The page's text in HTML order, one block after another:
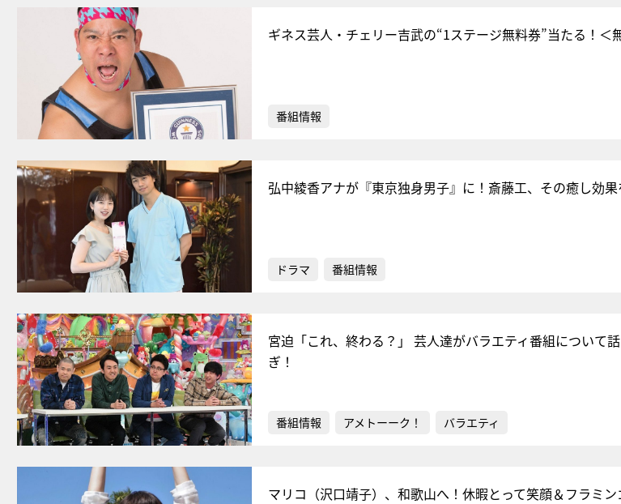
ギネス芸人・チェリー吉武の“1ステージ無料券”当たる！＜
番組情報
弘中綾香アナが『東京独身男子』に！斎藤工、その癒し効
ドラマ 番組情報
宮迫「これ、終わる？」 芸人達がバラエティ番組について
ぎ！
番組情報 アメトーーク！ バラエティ
マリコ（沢口靖子）、和歌山へ！休暇とって笑顔＆フラミン